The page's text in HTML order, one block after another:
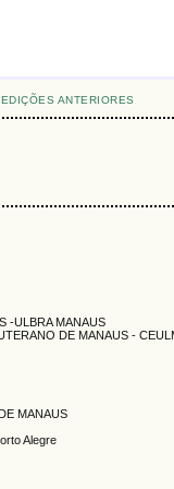
EDIÇÕES ANTERIORES
-ULBRA MANAUS
DE MANAUS -
MANAUS
Alegre